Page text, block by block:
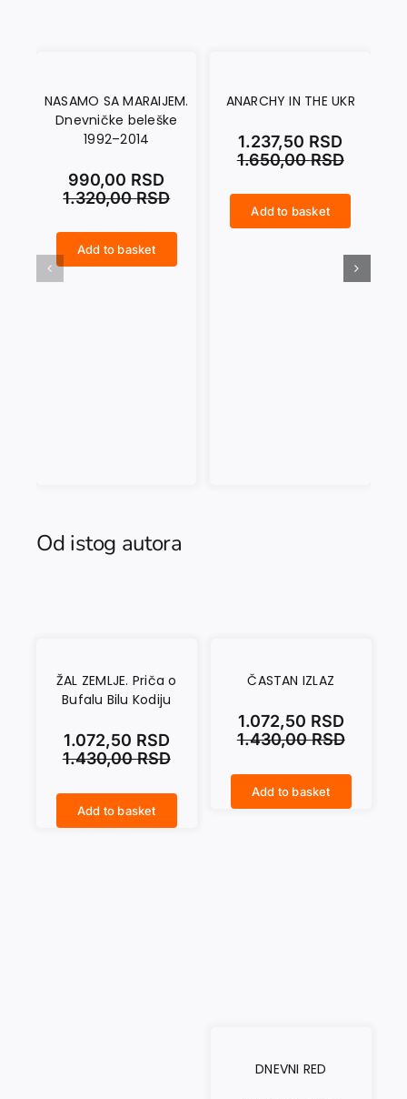
NASAMO SA MARAIJEM.
Dnevničke beleške
1992–2014
1.320,00RSD
990,00 RSD
Add to basket
ANARCHY IN THE UKR
1.650,00RSD
1.237,50 RSD
Add to basket
Od istog autora
ŽAL ZEMLJE. Priča o
Bufalu Bilu Kodiju
1.430,00RSD
1.072,50 RSD
Add to basket
ČASTAN IZLAZ
1.430,00RSD
1.072,50 RSD
Add to basket
DNEVNI RED